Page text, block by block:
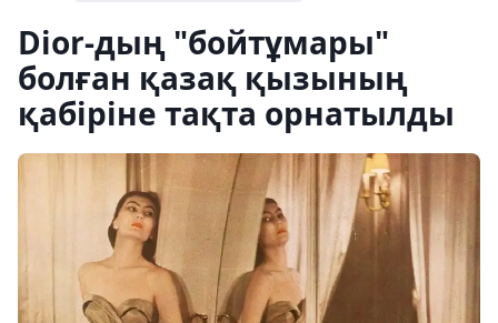
Dior-дың "бойтұмары"
болған қазақ қызының
қабіріне тақта орнатылды